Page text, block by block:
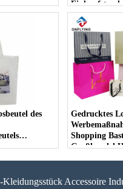
Großhandel
des
Gedrucktes
Shopping
Großhandel
Accessoire